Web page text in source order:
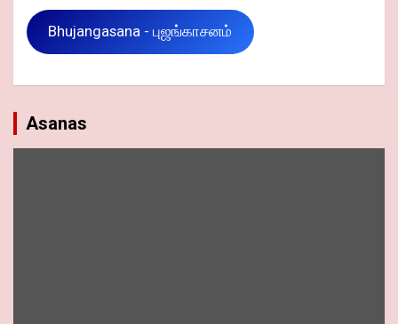
Bhujangasana - புஜங்காசனம்
Asanas